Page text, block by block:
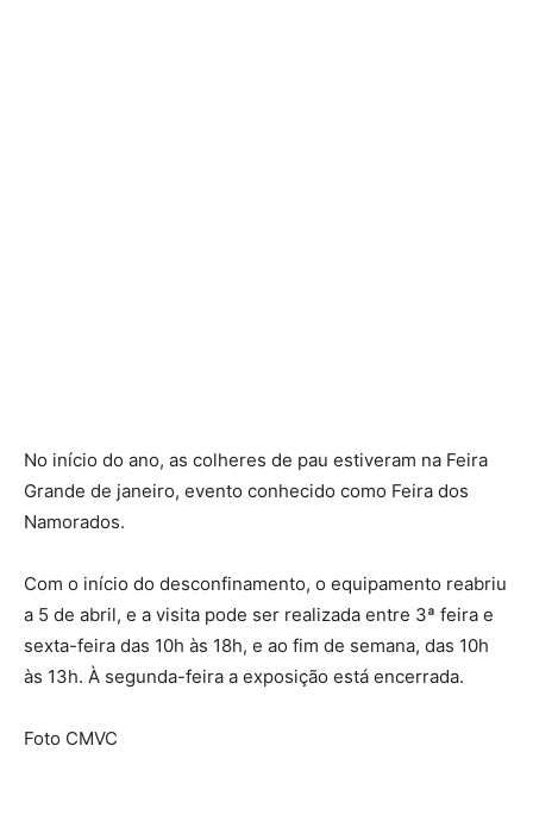
No início do ano, as colheres de pau estiveram na Feira
Grande de janeiro, evento conhecido como Feira dos
Namorados.
Com o início do desconfinamento, o equipamento reabriu
a 5 de abril, e a visita pode ser realizada entre 3ª feira e
sexta-feira das 10h às 18h, e ao fim de semana, das 10h
às 13h. À segunda-feira a exposição está encerrada.
Foto CMVC